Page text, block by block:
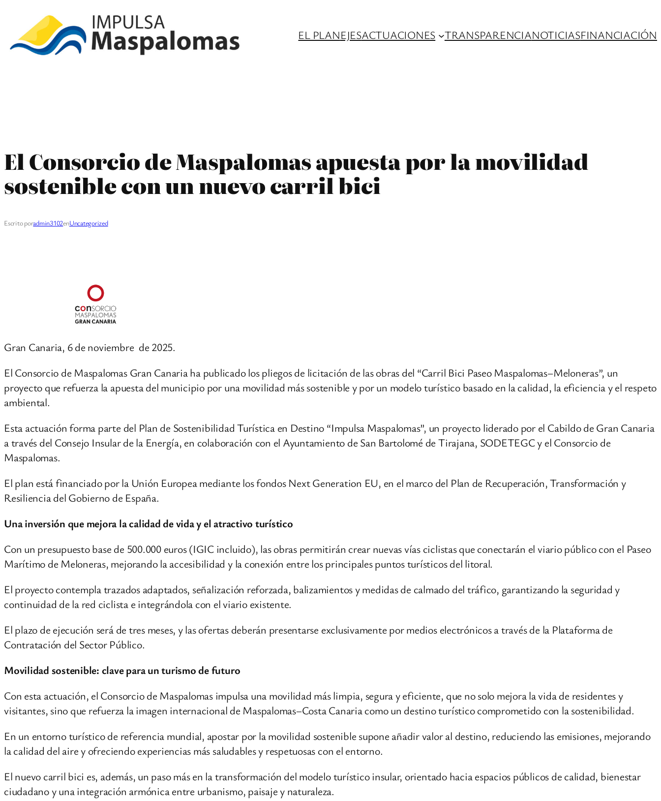
contenido
EL PLANEJESACTUACIONES TRANSPARENCIANOTICIASFINANCIACIÓN
El Consorcio de Maspalomas apuesta por la movilidad
sostenible con un nuevo carril bici
Escrito poradmin3102enUncategorized
Gran Canaria, 6 de noviembre de 2025.
El Consorcio de Maspalomas Gran Canaria ha publicado los pliegos de licitación de las obras del “Carril Bici Paseo Maspalomas–Meloneras”, un
proyecto que refuerza la apuesta del municipio por una movilidad más sostenible y por un modelo turístico basado en la calidad, la eficiencia y el respeto
ambiental.
Esta actuación forma parte del Plan de Sostenibilidad Turística en Destino “Impulsa Maspalomas”, un proyecto liderado por el Cabildo de Gran Canaria
a través del Consejo Insular de la Energía, en colaboración con el Ayuntamiento de San Bartolomé de Tirajana, SODETEGC y el Consorcio de
Maspalomas.
El plan está financiado por la Unión Europea mediante los fondos Next Generation EU, en el marco del Plan de Recuperación, Transformación y
Resiliencia del Gobierno de España.
Una inversión que mejora la calidad de vida y el atractivo turístico
Con un presupuesto base de 500.000 euros (IGIC incluido), las obras permitirán crear nuevas vías ciclistas que conectarán el viario público con el Paseo
Marítimo de Meloneras, mejorando la accesibilidad y la conexión entre los principales puntos turísticos del litoral.
El proyecto contempla trazados adaptados, señalización reforzada, balizamientos y medidas de calmado del tráfico, garantizando la seguridad y
continuidad de la red ciclista e integrándola con el viario existente.
El plazo de ejecución será de tres meses, y las ofertas deberán presentarse exclusivamente por medios electrónicos a través de la Plataforma de
Contratación del Sector Público.
Movilidad sostenible: clave para un turismo de futuro
Con esta actuación, el Consorcio de Maspalomas impulsa una movilidad más limpia, segura y eficiente, que no solo mejora la vida de residentes y
visitantes, sino que refuerza la imagen internacional de Maspalomas–Costa Canaria como un destino turístico comprometido con la sostenibilidad.
En un entorno turístico de referencia mundial, apostar por la movilidad sostenible supone añadir valor al destino, reduciendo las emisiones, mejorando
la calidad del aire y ofreciendo experiencias más saludables y respetuosas con el entorno.
El nuevo carril bici es, además, un paso más en la transformación del modelo turístico insular, orientado hacia espacios públicos de calidad, bienestar
ciudadano y una integración armónica entre urbanismo, paisaje y naturaleza.